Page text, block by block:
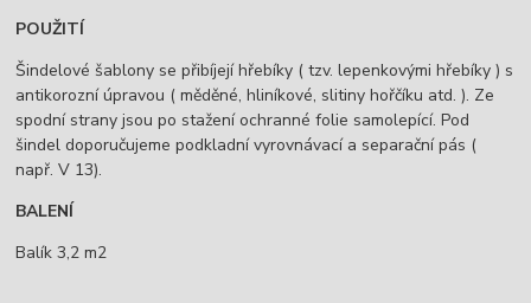
POUŽITÍ
Šindelové šablony se přibíjejí hřebíky ( tzv. lepenkovými hřebíky ) s
antikorozní úpravou ( měděné, hliníkové, slitiny hořčíku atd. ). Ze
spodní strany jsou po stažení ochranné folie samolepící. Pod
šindel doporučujeme podkladní vyrovnávací a separační pás (
např. V 13).
BALENÍ
Balík 3,2 m2